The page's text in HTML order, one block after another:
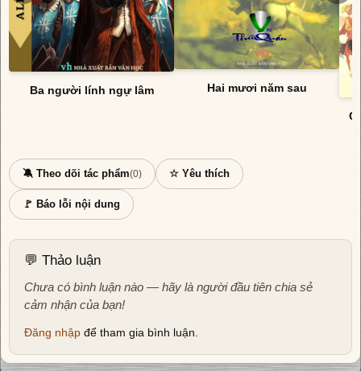
Ba người lính ngự lâm Hai mươi năm sau
🔕 Theo dõi tác phẩm(0) ☆ Yêu thích
🚩 Báo lỗi nội dung
💬 Thảo luận
Chưa có bình luận nào — hãy là người đầu tiên chia sẻ
cảm nhận của bạn!
Đăng nhập để tham gia bình luận.